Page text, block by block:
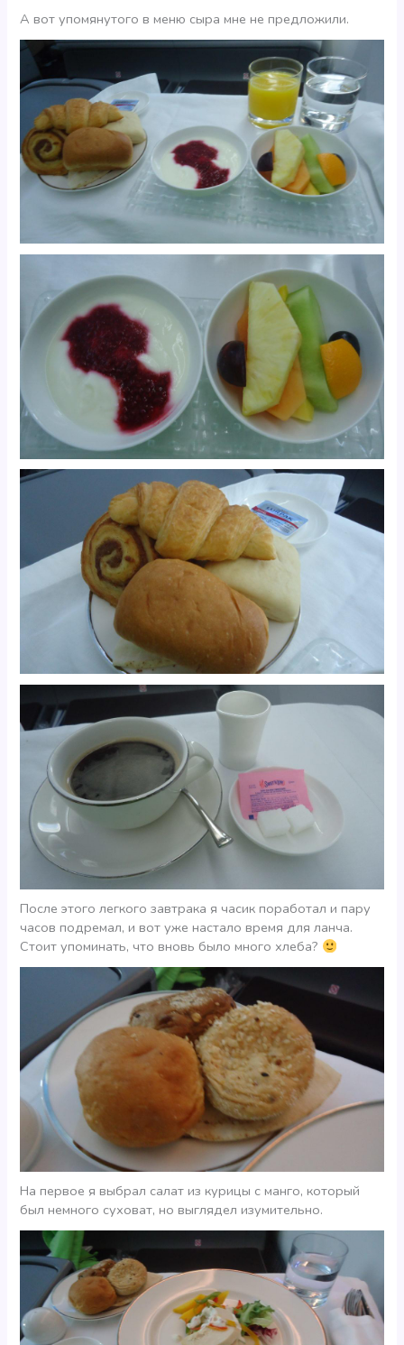
А вот упомянутого в меню сыра мне не предложили.
После этого легкого завтрака я часик поработал и пару
часов подремал, и вот уже настало время для ланча.
Стоит упоминать, что вновь было много хлеба?
На первое я выбрал салат из курицы с манго, который
был немного суховат, но выглядел изумительно.